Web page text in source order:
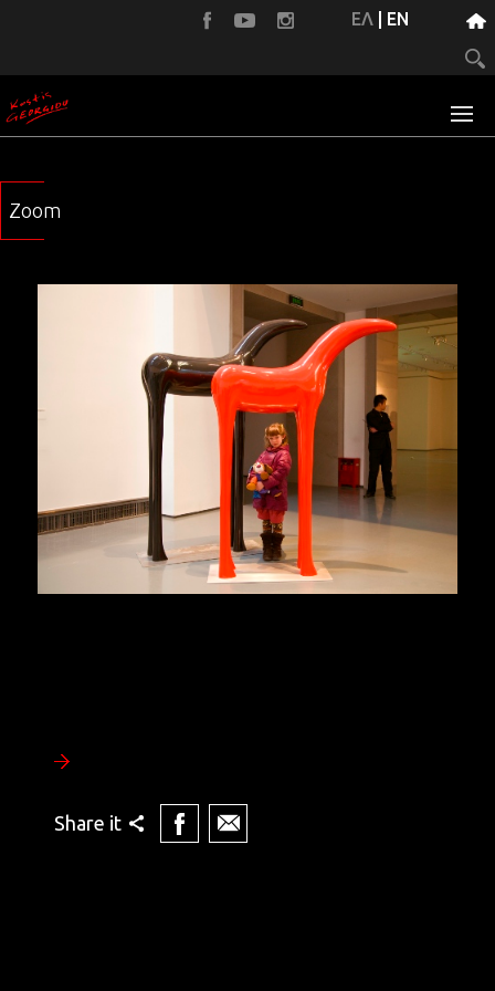
ΕΛ EN
Zoom
Share it